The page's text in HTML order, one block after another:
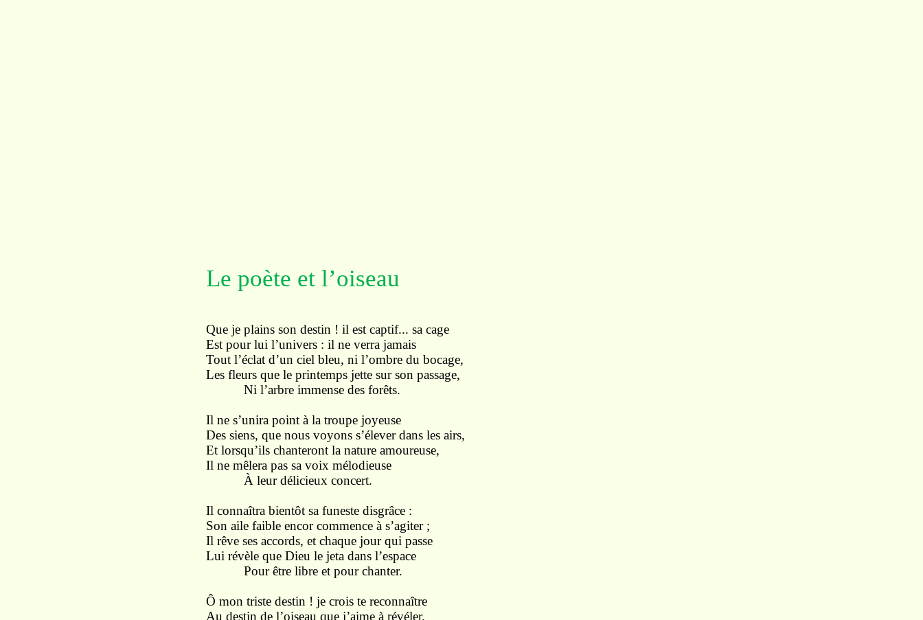
Le poète et l’oiseau
Que je plains son destin ! il est captif... sa cage
Est pour lui l’univers : il ne verra jamais
Tout l’éclat d’un ciel bleu, ni l’ombre du bocage,
Les fleurs que le printemps jette sur son passage,
Ni l’arbre immense des forêts.
Il ne s’unira point à la troupe joyeuse
Des siens, que nous voyons s’éleverdans les airs,
Et lorsqu’ils chanteront la nature amoureuse,
Il ne mêlera pas sa voix mélodieuse
À leur délicieux concert.
Il connaîtra bientôt sa funeste disgrâce :
Son aile faible encorcommence à s’agiter ;
Il rêve ses accords, et chaque jour qui passe
Lui révèle que Dieu le jeta dans l’espace
Pourêtre libre et pour chanter.
Ô mon triste destin ! je crois te reconnaître
Au destin de l’oiseau que j’aime à révéler.